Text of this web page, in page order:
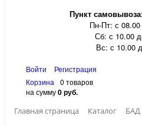
Пункт
Пн-Пт: с
Сб: с 10.00
Вс: с 10.00
Войти
Регистрация
Корзина
0 товаров
на сумму0 руб.
Главная страница
Каталог БАД